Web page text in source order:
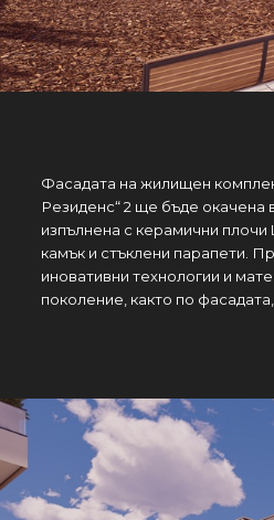
Фасадата на жилищен
Резиденс“ 2 ще бъде окачена
изпълнена с керамични плочи
камък и стъклени парапети.
иновативни технологии и
поколение, както по